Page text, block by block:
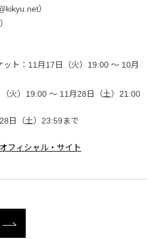
）
ト：11月17日（火）19:00 〜 10月
火）19:00 〜 11月28日（土）21:00
日（土）23:59まで
フィシャル・サイト